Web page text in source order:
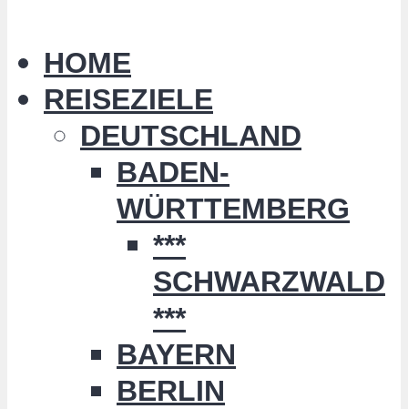
HOME
REISEZIELE
DEUTSCHLAND
BADEN-
WÜRTTEMBERG
***
SCHWARZWALD
***
BAYERN
BERLIN